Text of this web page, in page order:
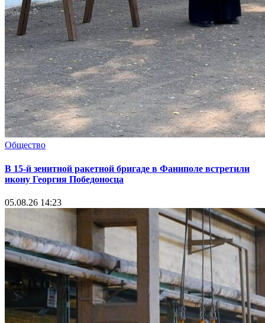
Общество
В 15-й зенитной ракетной бригаде в Фаниполе встретили
икону Георгия Победоносца
05.08.26 14:23